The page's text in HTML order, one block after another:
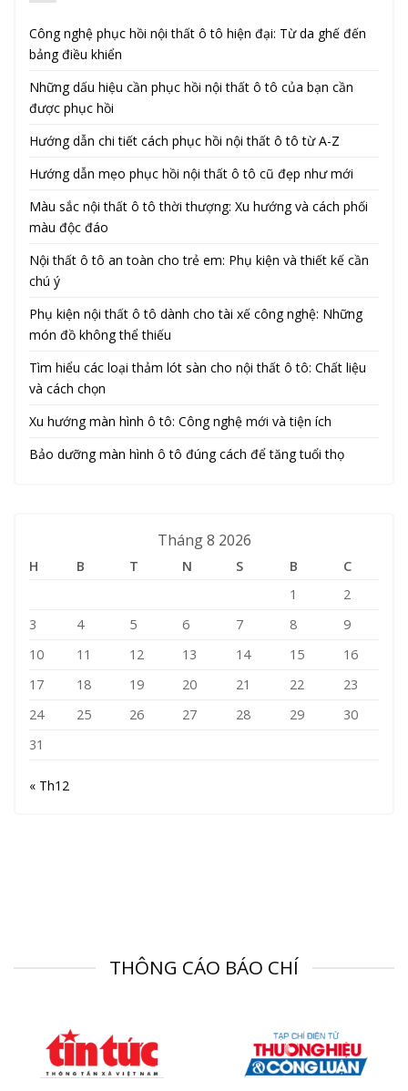
Công nghệ phục hồi nội thất ô tô hiện đại: Từ da ghế đến
bảng điều khiển
Những dấu hiệu cần phục hồi nội thất ô tô của bạn cần
được phục hồi
Hướng dẫn chi tiết cách phục hồi nội thất ô tô từ A-Z
Hướng dẫn mẹo phục hồi nội thất ô tô cũ đẹp như mới
Màu sắc nội thất ô tô thời thượng: Xu hướng và cách phối
màu độc đáo
Nội thất ô tô an toàn cho trẻ em: Phụ kiện và thiết kế cần
chú ý
Phụ kiện nội thất ô tô dành cho tài xế công nghệ: Những
món đồ không thể thiếu
Tìm hiểu các loại thảm lót sàn cho nội thất ô tô: Chất liệu
và cách chọn
Xu hướng màn hình ô tô: Công nghệ mới và tiện ích
Bảo dưỡng màn hình ô tô đúng cách để tăng tuổi thọ
Tháng 8 2026
H B T N S B
C
1
2
3
4 5 6 7 8
9
10
11 12 13 14 15
16
17
18 19 20 21 22
23
24
25 26 27 28 29
30
31
« Th12
THÔNG CÁO BÁO CHÍ